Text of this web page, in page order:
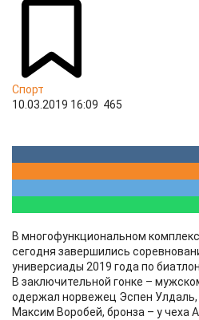
Спорт
10.03.2019 16:09 465
В многофункциональном
сегодня завершились
универсиады 2019 года по
В заключительной гонке –
одержал норвежец Эспен Улдаль,
Максим Воробей, бронза – у чеха